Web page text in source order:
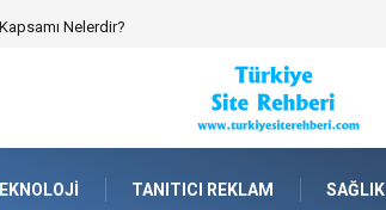
Spor Topluluklarında Kurumsal Kimlik İnşa Etmek
TANITICI REKLAM SAĞLIK